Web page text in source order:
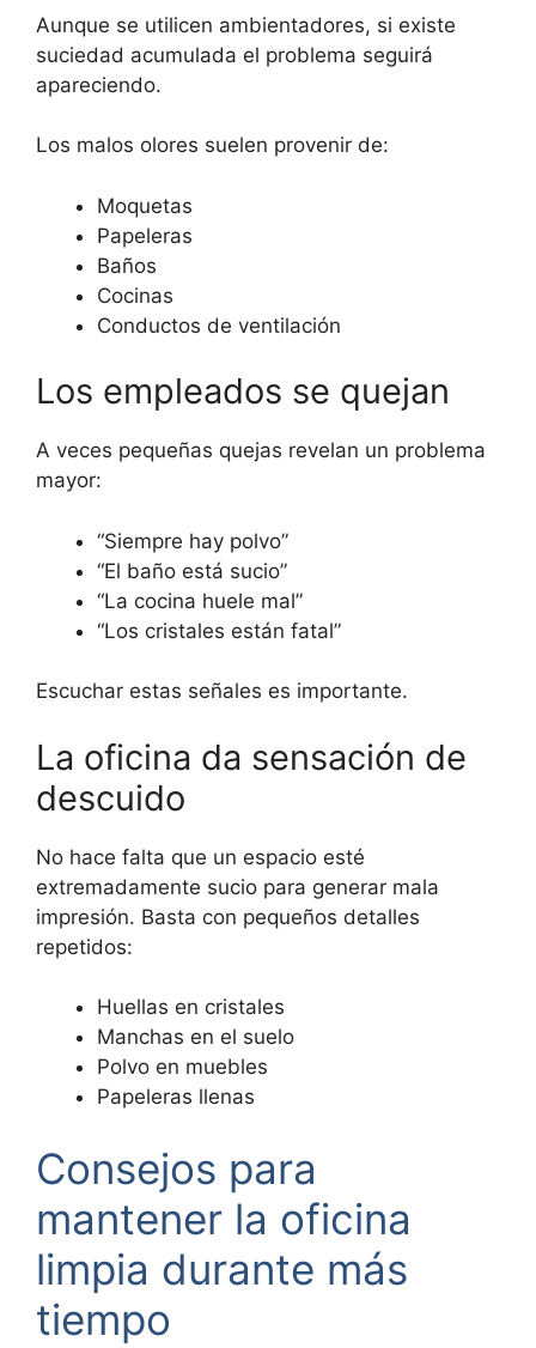
Aunque se utilicen ambientadores, si existe
suciedad acumulada el problema seguirá
apareciendo.
Los malos olores suelen provenir de:
Moquetas
Papeleras
Baños
Cocinas
Conductos de ventilación
Los empleados se quejan
A veces pequeñas quejas revelan un problema
mayor:
“Siempre hay polvo”
“El baño está sucio”
“La cocina huele mal”
“Los cristales están fatal”
Escuchar estas señales es importante.
La oficina da sensación de
descuido
No hace falta que un espacio esté
extremadamente sucio para generar mala
impresión. Basta con pequeños detalles
repetidos:
Huellas en cristales
Manchas en el suelo
Polvo en muebles
Papeleras llenas
Consejos para
mantener la oficina
limpia durante más
tiempo